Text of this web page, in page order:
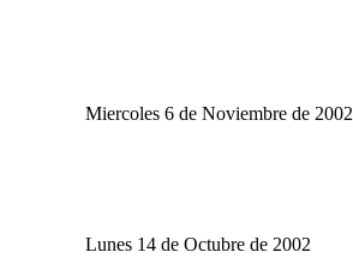
Miercoles 6 de Noviembre de 2002
Lunes 14 de Octubre de 2002